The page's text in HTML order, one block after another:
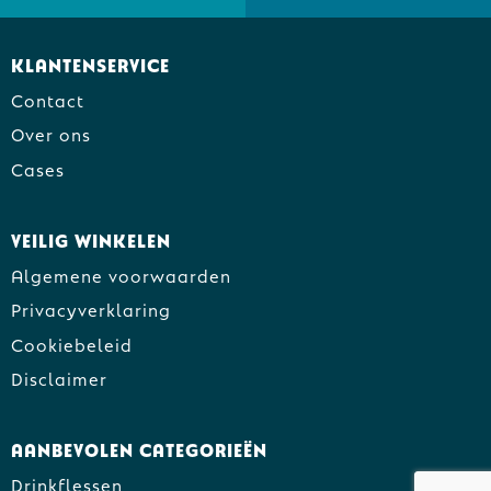
Klantenservice
Contact
Over ons
Cases
Veilig winkelen
Algemene voorwaarden
Privacyverklaring
Cookiebeleid
Disclaimer
Aanbevolen categorieën
Drinkflessen